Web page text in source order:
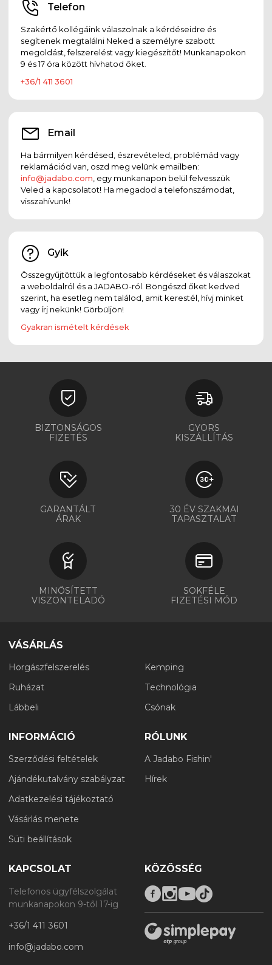
Telefon
Szakértő kollégáink válaszolnak a kérdéseidre és
segítenek megtalálni Neked a személyre szabott
megoldást, felszerelést vagy kiegészítőt! Munkanapokon
9 és 17 óra között hívhatod őket.
+36/1 411 3601
Email
Ha bármilyen kérdésed, észrevételed, problémád vagy
reklamációd van, oszd meg velünk emailben:
info@jadabo.com , egy munkanapon belül felvesszük
Veled a kapcsolatot! Ha megadod a telefonszámodat,
visszahívunk!
Gyik
Összegyűjtöttük a legfontosabb kérdéseket és válaszokat
a weboldalról és a JADABO-ról. Böngészd őket kedved
szerint, ha esetleg nem találod, amit kerestél, hívj minket
vagy írj nekünk! Görbüljön!
Gyakran ismételt kérdések
BIZTONSÁGOS
FIZETÉS
GYORS
KISZÁLLÍTÁS
GARANTÁLT
ÁRAK
30 ÉV SZAKMAI
TAPASZTALAT
MINŐSÍTETT
VISZONTELADÓ
SOKFÉLE
FIZETÉSI MÓD
VÁSÁRLÁS
Horgászfelszerelés
Ruházat
Lábbeli
Kemping
Technológia
Csónak
INFORMÁCIÓ
Szerződési feltételek
Ajándékutalvány szabályzat
Adatkezelési tájékoztató
Vásárlás menete
Süti beállítások
RÓLUNK
A Jadabo Fishin'
Hírek
KAPCSOLAT
Telefonos ügyfélszolgálat
munkanapokon 9-től 17-ig
+36/1 411 3601
info@jadabo.com
KÖZÖSSÉG